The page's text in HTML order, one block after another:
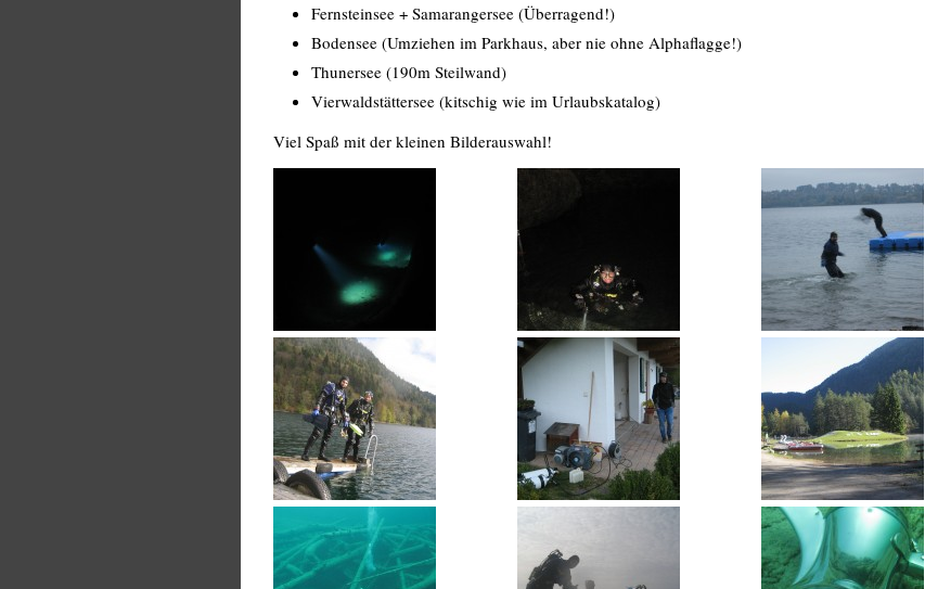
Fernsteinsee + Samarangersee (Überragend!)
Bodensee (Umziehen im Parkhaus, aber nie ohne Alphaflagge!)
Thunersee (190m Steilwand)
Vierwaldstättersee (kitschig wie im Urlaubskatalog)
Viel Spaß mit der kleinen Bilderauswahl!